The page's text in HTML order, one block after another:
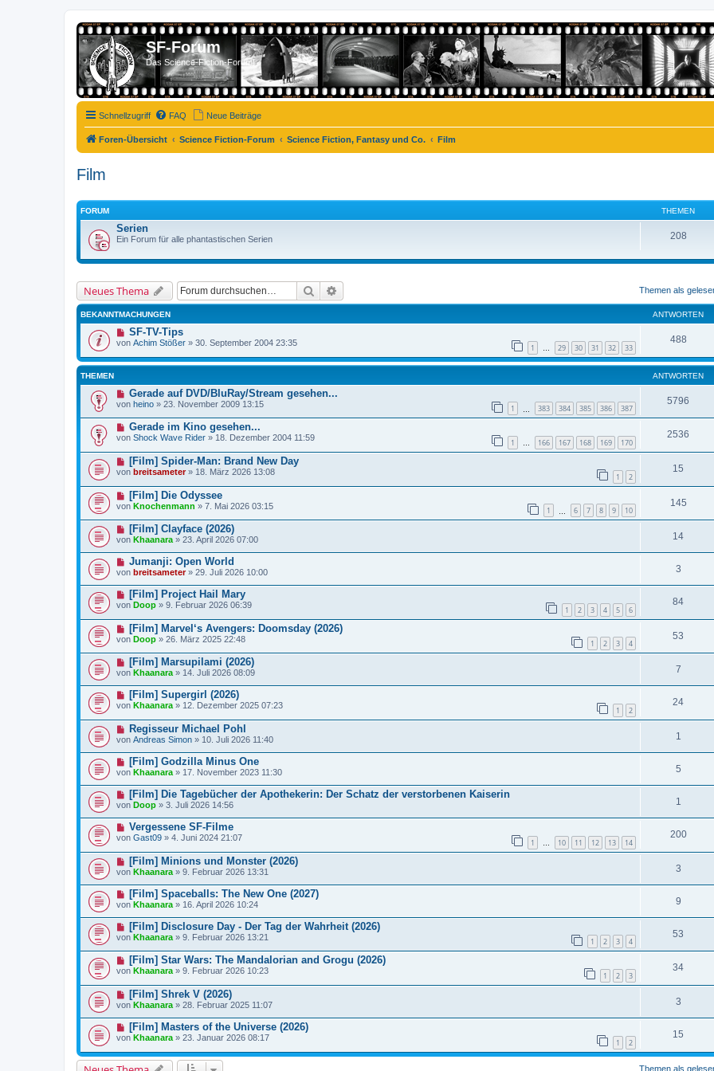
SF-Forum
Das Science-Fiction-Forum!
Schnellzugriff FAQ Neue Beiträge
Foren-Übersicht Science Fiction-Forum Science Fiction, Fantasy und Co. Film
Film
FORUM THEMEN
Serien
Ein Forum für alle phantastischen Serien 208
Neues Thema Suche Themen als
BEKANNTMACHUNGEN ANTWORTEN
SF-TV-Tips
von Achim Stößer » 30. September 2004 23:35 1 … 29 30 31 32 33
488
THEMEN ANTWORTEN
Gerade auf DVD/BluRay/Stream gesehen...
von heino » 23. November 2009 13:15 1 383 384 385 386 387
5796
Gerade im Kino gesehen...
von Shock Wave Rider » 18. Dezember 2004 11:59 1 … 166 167 168 169 170
2536
[Film] Spider-Man: Brand New Day
von breitsameter» 18. März 2026 13:08 1 2
15
[Film] Die Odyssee
von Knochenmann » 7. Mai 2026 03:15 1 6 7 8 9 10
145
[Film] Clayface (2026)
von Khaanara » 23. April 2026 07:00 14
Jumanji: Open World
von breitsameter» 29. Juli 2026 10:00 3
[Film] Project Hail Mary
von Doop » 9. Februar 2026 06:39 1 2 3 4 5 6
84
[Film] Marvel‘s Avengers: Doomsday (2026)
von Doop » 26. März 2025 22:48 1 2 3 4
53
[Film] Marsupilami (2026)
von Khaanara» 14. Juli 2026 08:09 7
[Film] Supergirl (2026)
von Khaanara» 12. Dezember 2025 07:23 1 2
24
Regisseur Michael Pohl
von Andreas Simon » 10. Juli 2026 11:40 1
[Film] Godzilla Minus One
von Khaanara » 17. November 2023 11:30 5
[Film] Die Tagebücher der Apothekerin: Der Schatz der verstorbenen Kaiserin
von Doop » 3. Juli 2026 14:56 1
Vergessene SF-Filme
von Gast09 » 4. Juni 2024 21:07 1 … 10 11 12 13 14
200
[Film] Minions und Monster (2026)
von Khaanara » 9. Februar 2026 13:31 3
[Film] Spaceballs: The New One (2027)
von Khaanara » 16. April 2026 10:24 9
[Film] Disclosure Day - Der Tag der Wahrheit (2026)
von Khaanara » 9. Februar 2026 13:21 1 2 3 4
53
[Film] Star Wars: The Mandalorian and Grogu (2026)
von Khaanara» 9. Februar 2026 10:23 1 2 3
34
[Film] Shrek V (2026)
von Khaanara » 28. Februar 2025 11:07 3
[Film] Masters of the Universe (2026)
von Khaanara » 23. Januar 2026 08:17 1 2
15
Themen als